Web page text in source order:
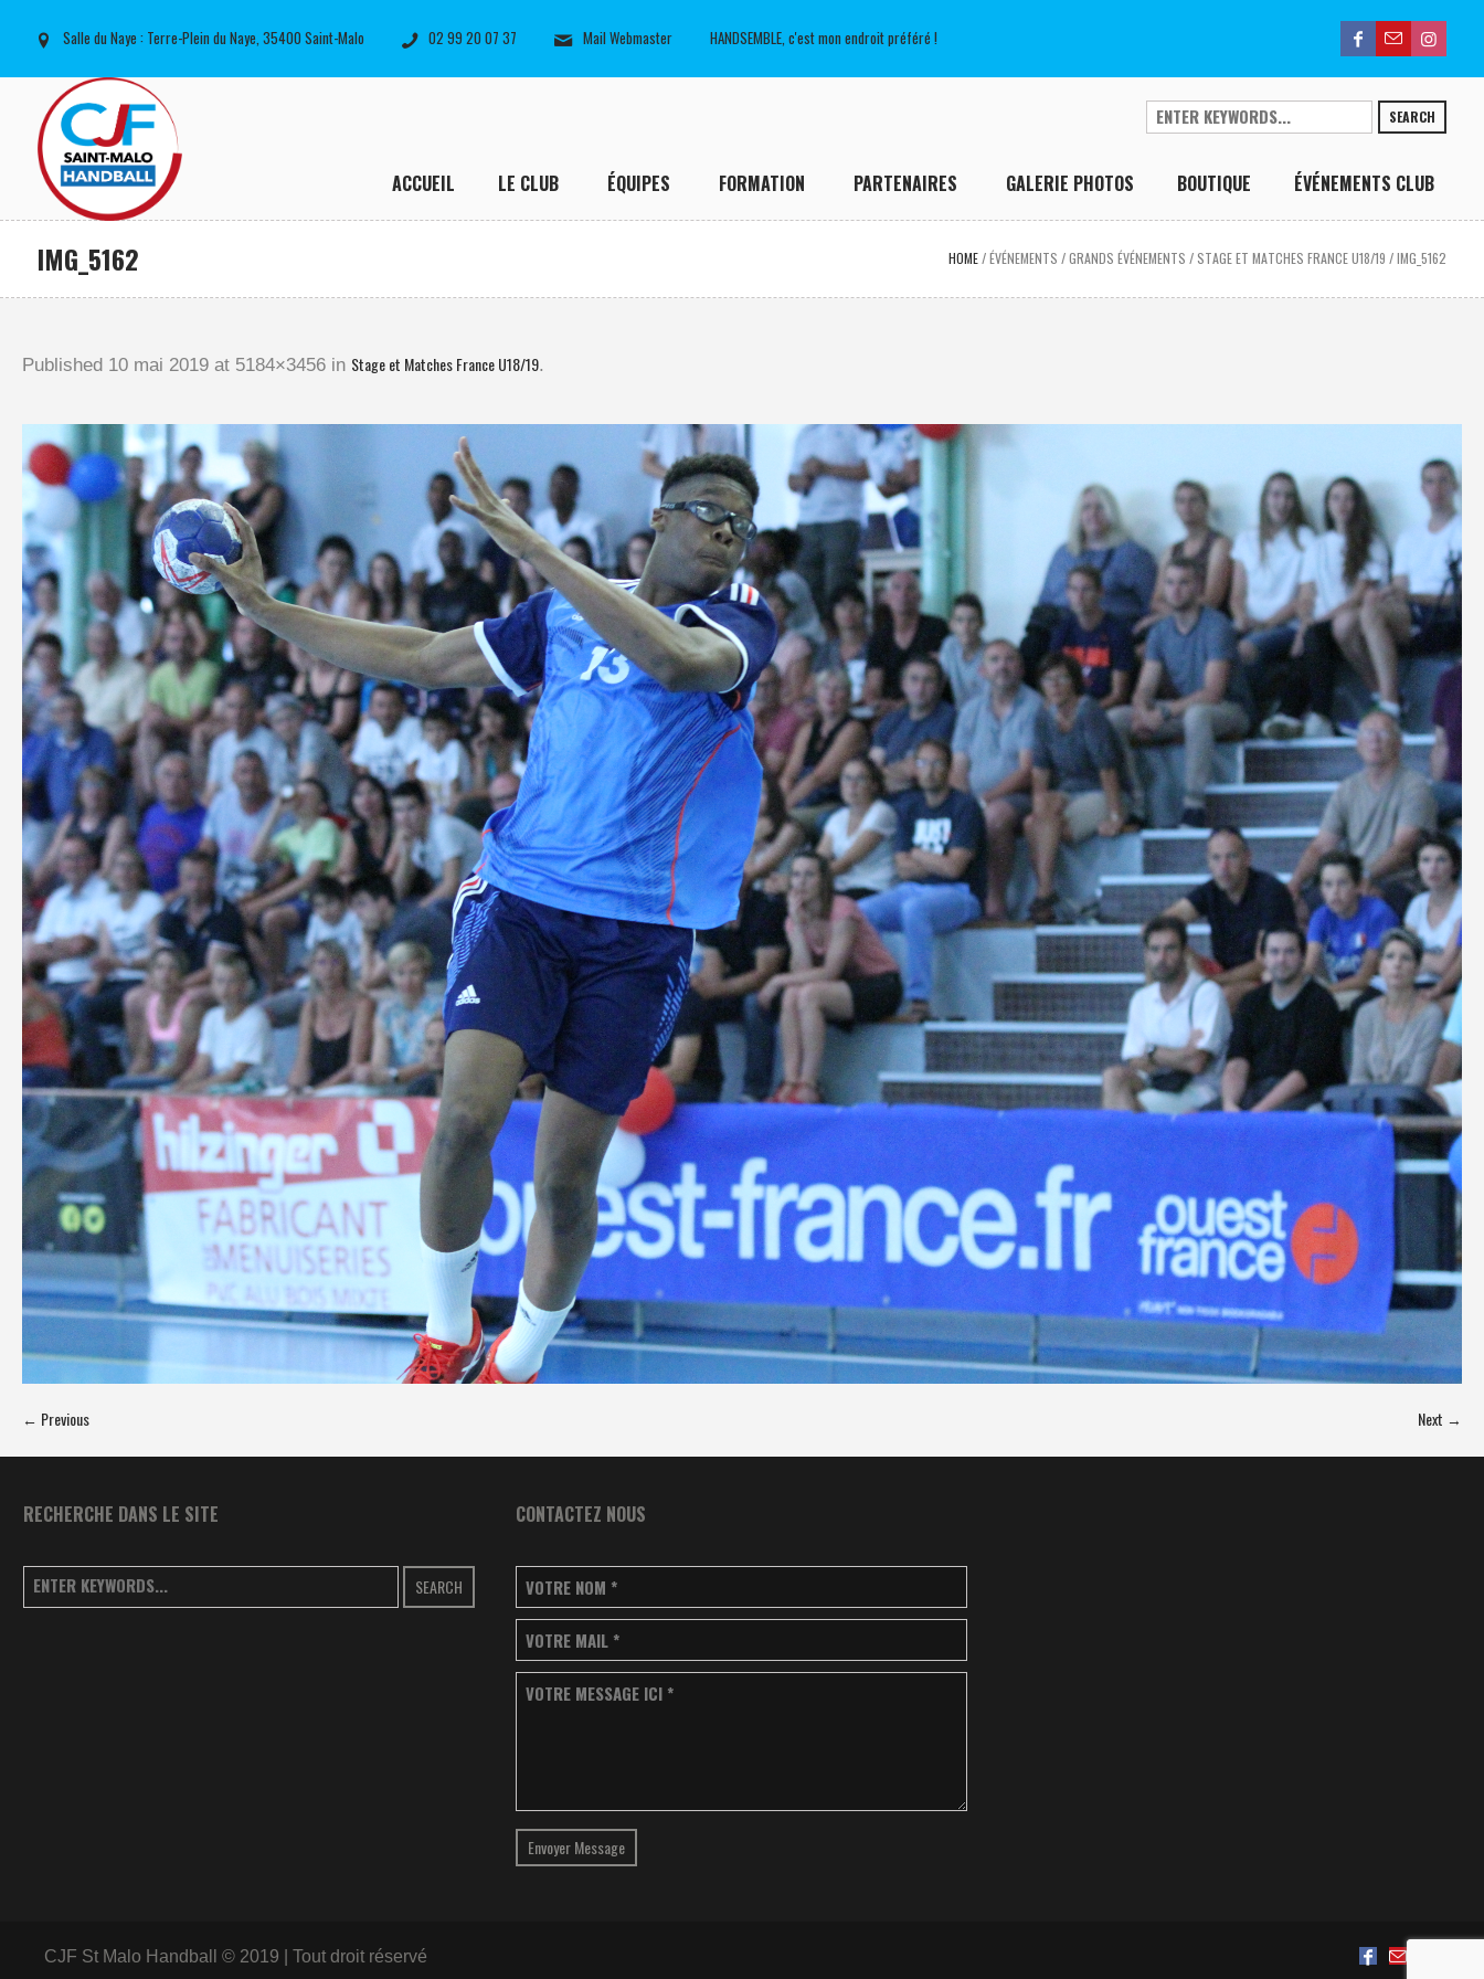
Salle du Naye : Terre-Plein du Naye, 35400 Saint-Malo 02 99 20 07 37 Mail Webmaster HANDSEMBLE, c'est mon endroit préféré !
SEARCH
ACCUEIL LE CLUB ÉQUIPES FORMATION PARTENAIRES GALERIE PHOTOS BOUTIQUE ÉVÉNEMENTS CLUB
IMG_5162 HOME /ÉVÉNEMENTS /GRANDS ÉVÉNEMENTS / STAGE ET MATCHES FRANCE U18/19 /IMG_5162
Published 10 mai 2019 at 5184×3456 in Stage et Matches France U18/19.
← Previous Next →
RECHERCHE DANS LE SITE
SEARCH
CONTACTEZ NOUS
VOTRE NOM *
VOTRE MAIL *
VOTRE MESSAGE ICI *
Envoyer Message
CJF St Malo Handball © 2019 | Tout droit réservé